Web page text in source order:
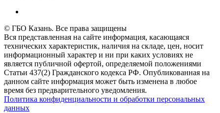
© ГБО Казань. Все права защищены
Вся представленная на сайте информация, касающаяся
технических характеристик, наличия на складе, цен, носит
информационный характер и ни при каких условиях не
является публичной офертой, определяемой положениями
Статьи 437(2) Гражданского кодекса РФ. Опубликованная на
данном сайте информация может быть изменена в любое
время без предварительного уведомления.
Политика конфиденциальности и обработки персональных
данных